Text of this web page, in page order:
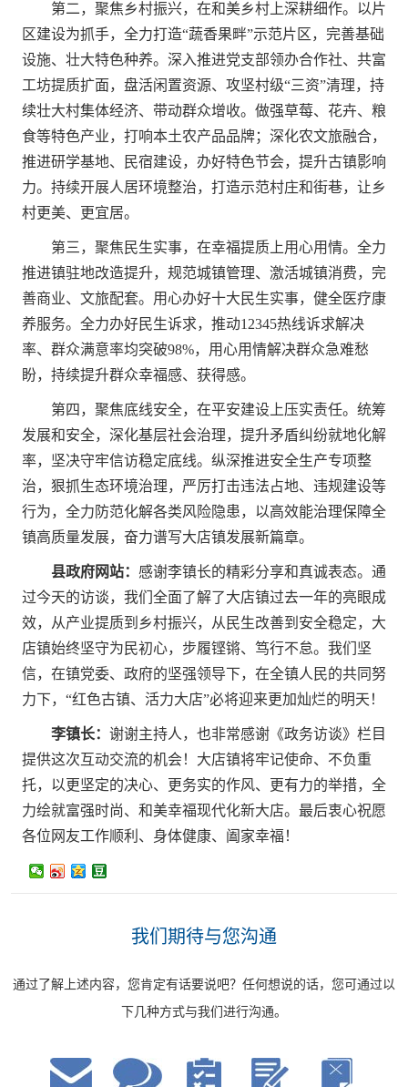
第二，聚焦乡村振兴，在和美乡村上深耕细作。以片
区建设为抓手，全力打造“蔬香果畔”示范片区，完善基础
设施、壮大特色种养。深入推进党支部领办合作社、共富
工坊提质扩面，盘活闲置资源、攻坚村级“三资”清理，持
续壮大村集体经济、带动群众增收。做强草莓、花卉、粮
食等特色产业，打响本土农产品品牌；深化农文旅融合，
推进研学基地、民宿建设，办好特色节会，提升古镇影响
力。持续开展人居环境整治，打造示范村庄和街巷，让乡
村更美、更宜居。
第三，聚焦民生实事，在幸福提质上用心用情。全力
推进镇驻地改造提升，规范城镇管理、激活城镇消费，完
善商业、文旅配套。用心办好十大民生实事，健全医疗康
养服务。全力办好民生诉求，推动12345热线诉求解决
率、群众满意率均突破98%，用心用情解决群众急难愁
盼，持续提升群众幸福感、获得感。
第四，聚焦底线安全，在平安建设上压实责任。统筹
发展和安全，深化基层社会治理，提升矛盾纠纷就地化解
率，坚决守牢信访稳定底线。纵深推进安全生产专项整
治，狠抓生态环境治理，严厉打击违法占地、违规建设等
行为，全力防范化解各类风险隐患，以高效能治理保障全
镇高质量发展，奋力谱写大店镇发展新篇章。
县政府网站： 感谢李镇长的精彩分享和真诚表态。通
过今天的访谈，我们全面了解了大店镇过去一年的亮眼成
效，从产业提质到乡村振兴，从民生改善到安全稳定，大
店镇始终坚守为民初心，步履铿锵、笃行不怠。我们坚
信，在镇党委、政府的坚强领导下，在全镇人民的共同努
力下，“红色古镇、活力大店”必将迎来更加灿烂的明天！
李镇长： 谢谢主持人，也非常感谢《政务访谈》栏目
提供这次互动交流的机会！大店镇将牢记使命、不负重
托，以更坚定的决心、更务实的作风、更有力的举措，全
力绘就富强时尚、和美幸福现代化新大店。最后衷心祝愿
各位网友工作顺利、身体健康、阖家幸福！
我们期待与您沟通
通过了解上述内容，您肯定有话要说吧？任何想说的话，您可通过以
下几种方式与我们进行沟通。